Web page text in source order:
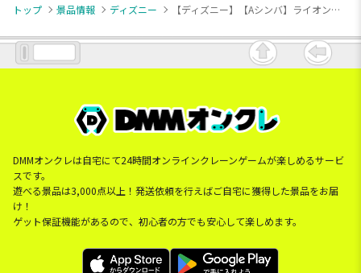
トップ
景品情報 ディズニー 【ディズニー】【Aシンバ】ライオン・キング Aimery BIGぬいぐるみ
DMMオンクレは自宅にて24時間オンラインクレーンゲームが楽しめるサービ
スです。
遊べる景品は3,000点以上！発送依頼を行えばご自宅に獲得した景品をお届
け！
ゲット保証機能があるので、初心者の方でも安心して楽しめます。